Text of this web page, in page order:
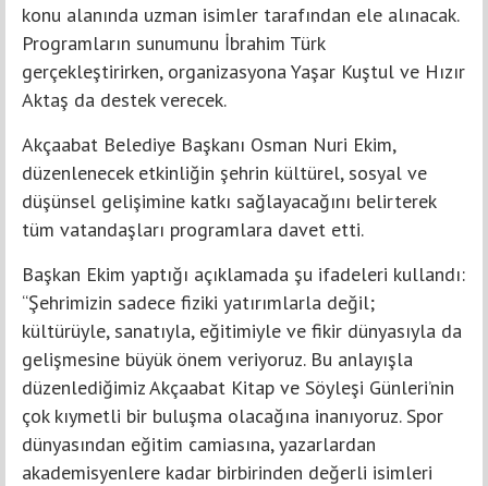
konu alanında uzman isimler tarafından ele alınacak.
Programların sunumunu İbrahim Türk
gerçekleştirirken, organizasyona Yaşar Kuştul ve Hızır
Aktaş da destek verecek.
Akçaabat Belediye Başkanı Osman Nuri Ekim,
düzenlenecek etkinliğin şehrin kültürel, sosyal ve
düşünsel gelişimine katkı sağlayacağını belirterek
tüm vatandaşları programlara davet etti.
Başkan Ekim yaptığı açıklamada şu ifadeleri kullandı:
“Şehrimizin sadece fiziki yatırımlarla değil;
kültürüyle, sanatıyla, eğitimiyle ve fikir dünyasıyla da
gelişmesine büyük önem veriyoruz. Bu anlayışla
düzenlediğimiz Akçaabat Kitap ve Söyleşi Günleri’nin
çok kıymetli bir buluşma olacağına inanıyoruz. Spor
dünyasından eğitim camiasına, yazarlardan
akademisyenlere kadar birbirinden değerli isimleri